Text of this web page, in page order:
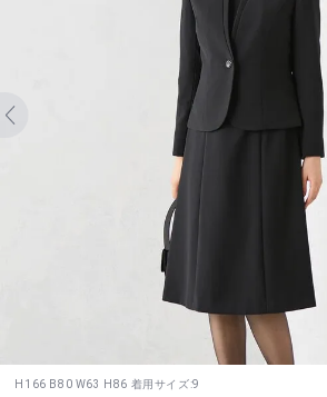
H166 B80 W63 H86 着用サイズ:9